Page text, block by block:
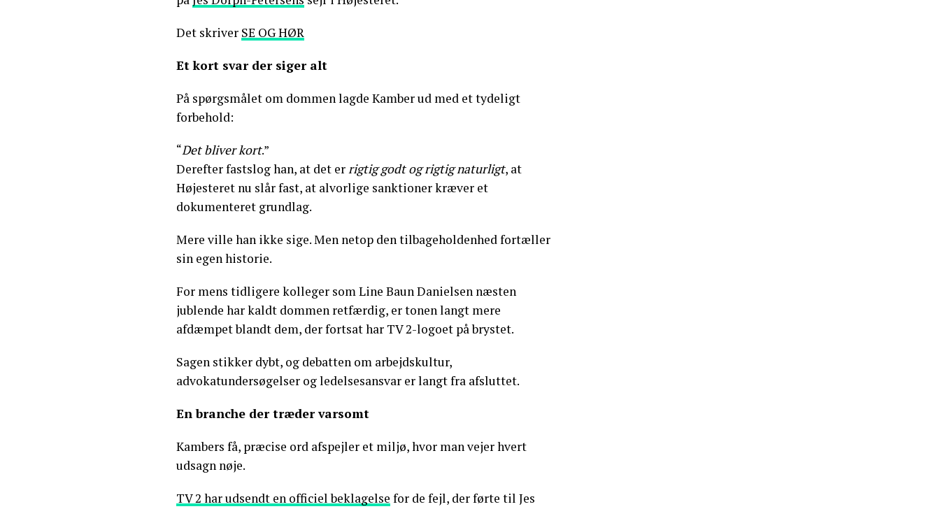
Det skriver SE OG HØR
Et kort svar der siger alt
På spørgsmålet om dommen lagde Kamber ud med et tydeligt
forbehold:
“Det bliver kort.”
Derefter fastslog han, at det errigtig godt og rigtig naturligt, at
Højesteret nu slår fast, at alvorlige sanktioner kræver et
dokumenteret grundlag.
Mere ville han ikke sige. Men netop den tilbageholdenhed fortæller
sin egen historie.
For mens tidligere kolleger som Line Baun Danielsen næsten
jublende har kaldt dommen retfærdig, er tonen langt mere
afdæmpet blandt dem, der fortsat har TV 2-logoet på brystet.
Sagen stikker dybt, og debatten om arbejdskultur,
advokatundersøgelser og ledelsesansvar er langt fra afsluttet.
En branche der træder varsomt
Kambers få, præcise ord afspejler et miljø, hvor man vejer hvert
udsagn nøje.
TV 2 har udsendt en officiel beklagelse for de fejl, der førte til Jes